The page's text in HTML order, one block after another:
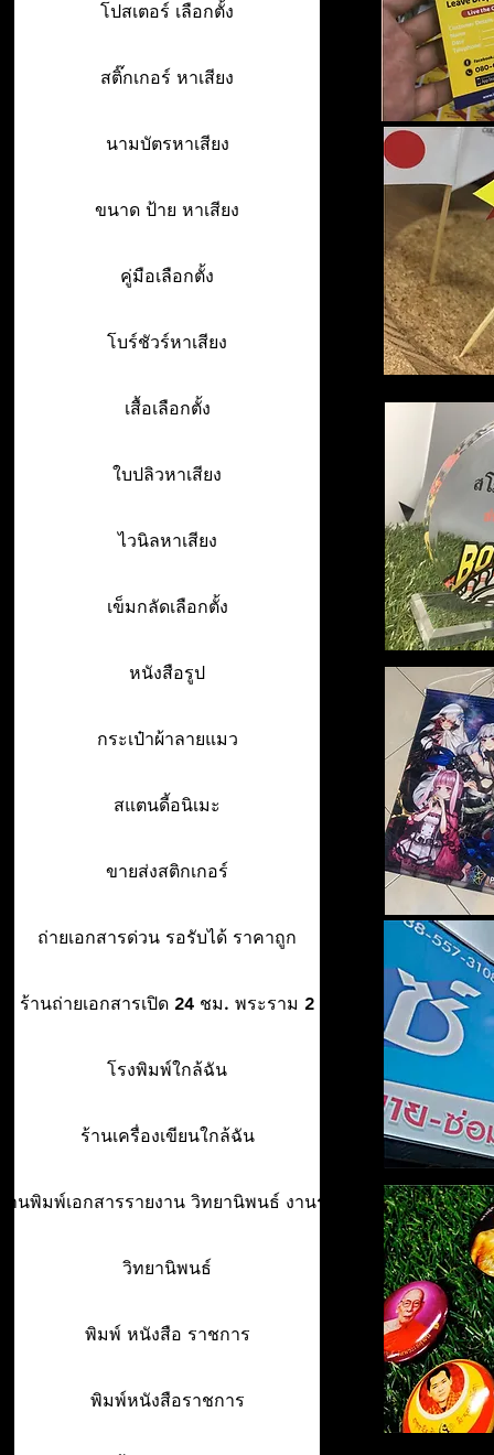
โปสเตอร์ เลือกตั้ง
สติ๊กเกอร์ หาเสียง
นามบัตรหาเสียง
ขนาด ป้าย หาเสียง
คู่มือเลือกตั้ง
โบร์ชัวร์หาเสียง
เสื้อเลือกตั้ง
ใบปลิวหาเสียง
ไวนิลหาเสียง
เข็มกลัดเลือกตั้ง
หนังสือรูป
กระเป๋าผ้าลายแมว
สแตนดี้อนิเมะ
ขายส่งสติกเกอร์
ถ่ายเอกสารด่วน รอรับได้ ราคาถูก
ร้านถ่ายเอกสารเปิด 24 ชม. พระราม 2
โรงพิมพ์ใกล้ฉัน
ร้านเครื่องเขียนใกล้ฉัน
านพิมพ์เอกสารรายงาน วิทยานิพนธ์ งานรา
วิทยานิพนธ์
พิมพ์ หนังสือ ราชการ
พิมพ์หนังสือราชการ